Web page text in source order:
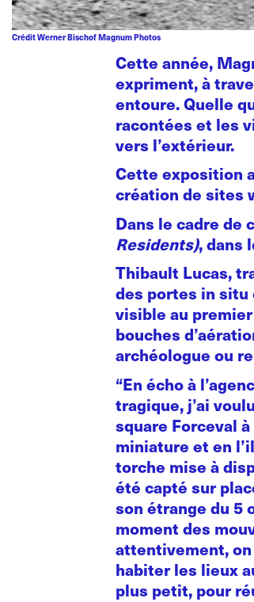
Crédit Werner Bischof Magnum Photos
Cette année,
expriment, à
entoure. Quelle
racontées et les
vers l’extérieur.
Cette exposition
création de sites
Dans le cadre de
Residents), dans
Thibault Lucas,
des portes in situ
visible au
bouches
archéologue ou
“En écho à
tragique, j’ai
square Forceval
miniature et en
torche mise à
été capté sur
son étrange du 5
moment des
attentivement,
habiter les lieux
plus petit, pour